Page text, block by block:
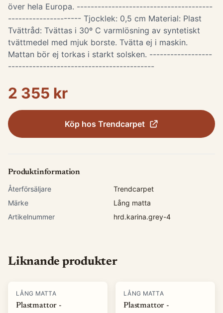
över hela Europa. ---------------------------------------
--------------------- Tjocklek: 0,5 cm Material: Plast
Tvättråd: Tvättas i 30º C varmlösning av syntetiskt
tvättmedel med mjuk borste. Tvätta ej i maskin.
Mattan bör ej torkas i starkt solsken. ------------------
------------------------------------------
2 355 kr
Köp hos Trendcarpet
Produktinformation
Återförsäljare
Trendcarpet
Märke
Lång matta
Artikelnummer
hrd.karina.grey-4
Liknande produkter
LÅNG MATTA
Plastmattor -
LÅNG MATTA
Plastmattor -